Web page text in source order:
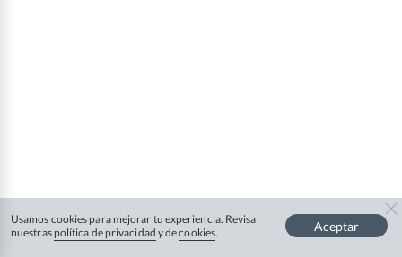
Usamos cookies para mejorar tu experiencia. Revisa
nuestras política de privacidad y decookies. Aceptar